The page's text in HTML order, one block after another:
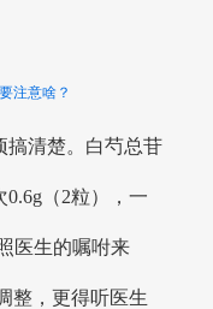
注意啥？
搞清楚。白芍总苷
（2粒），一
医生的嘱咐来
整，更得听医生